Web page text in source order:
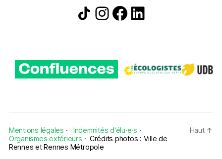
d’environnement,
de
solidarité
Icône de partage
Instagram
Facebook
LinkedIn
Mentions légales · Indemnités d'élu·e·s ·
Organismes extérieurs · Crédits photos : Ville de
Rennes et Rennes Métropole
Haut ↑